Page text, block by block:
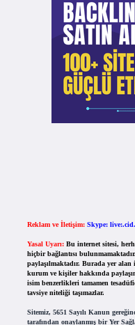
Reklam ve İletişim: Skype:
Yasal Uyarı: Bu internet sitesi,
hiçbir bağlantısı
paylaşılmaktadır. Burada yer
kurum ve kişiler hakkında
isim benzerlikleri tamamen
tavsiye niteliği taşımazlar.
Sitemiz, 5651 Sayılı Kanun
tarafından onaylanmış bir Yer